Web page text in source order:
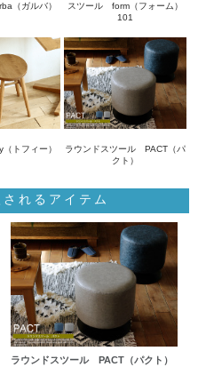
（ガルバ）
スツール form（フォーム）
101
トフィー）
ラウンドスツール PACT（パ
クト）
れるアイテム
ラウンドスツール PACT（パクト）